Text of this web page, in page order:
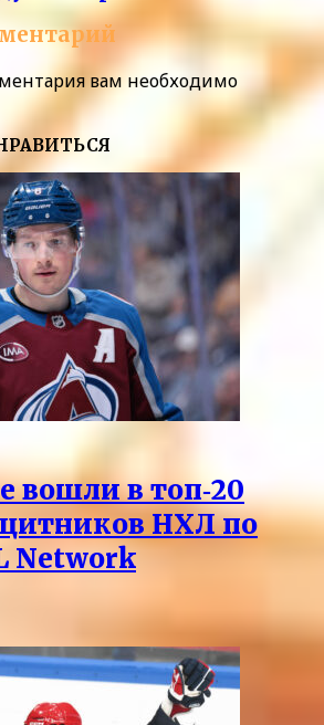
вам необходимо
вошли в топ‑20
НХЛ по
Network